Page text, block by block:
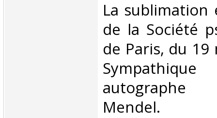
La sublimation
de la Société
de Paris, du 19
Mendel.‎